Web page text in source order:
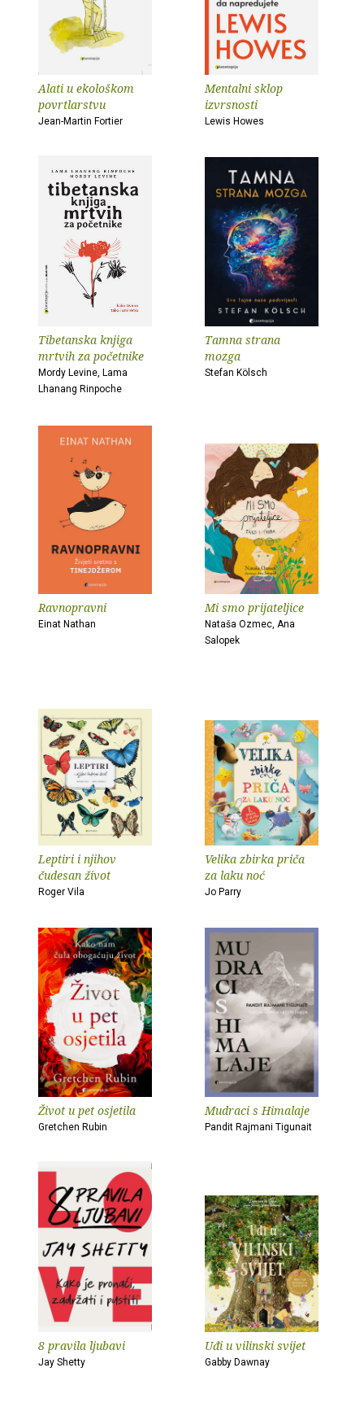
Alati u ekološkom
povrtlarstvu
Jean-Martin Fortier
Mentalni sklop
izvrsnosti
Lewis Howes
Tibetanska knjiga
mrtvih za početnike
Mordy Levine, Lama
Lhanang Rinpoche
Tamna strana
mozga
Stefan Kölsch
Ravnopravni
Einat Nathan
Mi smo prijateljice
Nataša Ozmec, Ana
Salopek
Leptiri i njihov
čudesan život
Roger Vila
Velika zbirka priča
za laku noć
Jo Parry
Život u pet osjetila
Gretchen Rubin
Mudraci s Himalaje
Pandit Rajmani Tigunait
8 pravila ljubavi
Jay Shetty
Uđi u vilinski svijet
Gabby Dawnay